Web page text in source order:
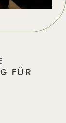
FÜR